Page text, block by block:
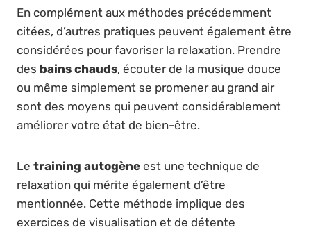
En complément aux méthodes précédemment
citées, d’autres pratiques peuvent également être
considérées pour favoriser la relaxation. Prendre
des bains chauds, écouter de la musique douce
ou même simplement se promener au grand air
sont des moyens qui peuvent considérablement
améliorer votre état de bien-être.
Le training autogène est une technique de
relaxation qui mérite également d’être
mentionnée. Cette méthode implique des
exercices de visualisation et de détente